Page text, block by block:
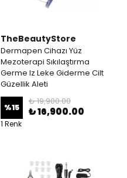
TheBeautyStore
Dermapen Cihazı Yüz
Mezoterapi Sıkılaştırma
Germe Iz Leke Giderme Cilt
Güzellik Aleti
%15
₺ 19,900.00
₺ 16,900.00
1 Renk